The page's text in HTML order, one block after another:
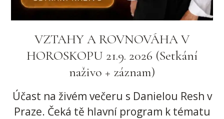
VZTAHY A ROVNOVÁHA V
HOROSKOPU 21.9. 2026 (Setkání
naživo + záznam)
Účast na živém večeru s Danielou Resh v
Praze. Čeká tě hlavní program k tématu